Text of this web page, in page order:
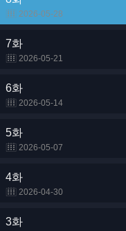
2026-05-28
7화
2026-05-21
6화
2026-05-14
5화
2026-05-07
4화
2026-04-30
3화